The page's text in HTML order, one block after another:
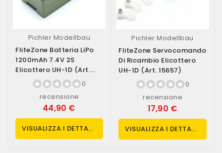
Pichler Modellbau
FliteZone Batteria LiPo
1200mAh 7.4V 2S
Elicottero UH-1D (art.
15656)
0
recensione
44,90 €
VISUALIZZA I DETTAGLI
Pichler Modellbau
FliteZone Servocomando
Di Ricambio Elicottero
UH-1D (art. 15657)
0
recensione
17,90 €
VISUALIZZA I DETTAGLI